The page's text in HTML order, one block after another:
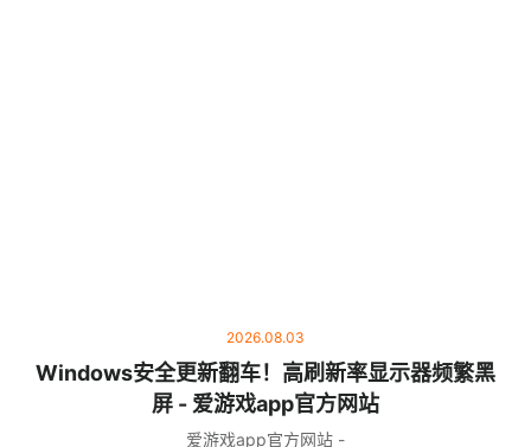
2026.08.03
Windows安全更新翻车！高刷新率显示器频繁黑
屏 - 爱游戏app官方网站
爱游戏app官方网站 -